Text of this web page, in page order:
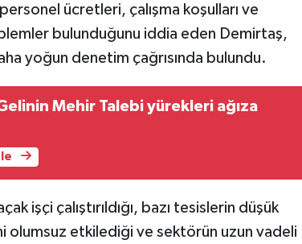
ücretleri, çalışma koşulları ve
bulunduğunu iddia eden Demirtaş,
yoğun denetim çağrısında bulundu.
Mehir Talebi yürekleri ağıza
işçi çalıştırıldığı, bazı tesislerin düşük
olumsuz etkilediği ve sektörün uzun vadeli